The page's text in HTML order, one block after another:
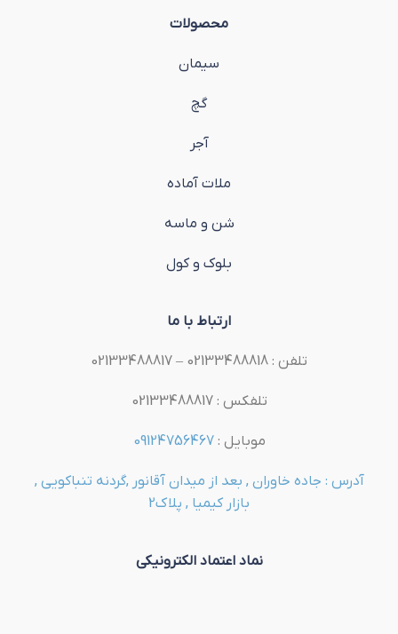
محصولات
سیمان
گچ
آجر
ملات آماده
شن و ماسه
بلوک و کول
ارتباط با ما
تلفن : 02133488818 – 02133488817
تلفکس : 02133488817
موبایل :09124756467
آدرس : جاده خاوران , بعد از میدان آقانور ,گردنه تنباکویی ,
بازار کیمیا , پلاک2
نماد اعتماد الکترونیکی